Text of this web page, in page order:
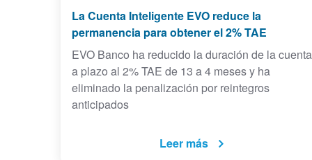
La Cuenta Inteligente EVO reduce la
permanencia para obtener el 2% TAE
EVO Banco ha reducido la duración de la cuenta
a plazo al 2% TAE de 13 a 4 meses y ha
eliminado la penalización por reintegros
anticipados
Leer más